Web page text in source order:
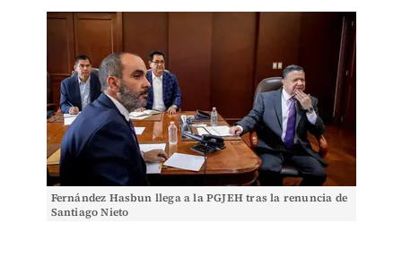
Fernández Hasbun llega a la PGJEH tras la renuncia de
Santiago Nieto